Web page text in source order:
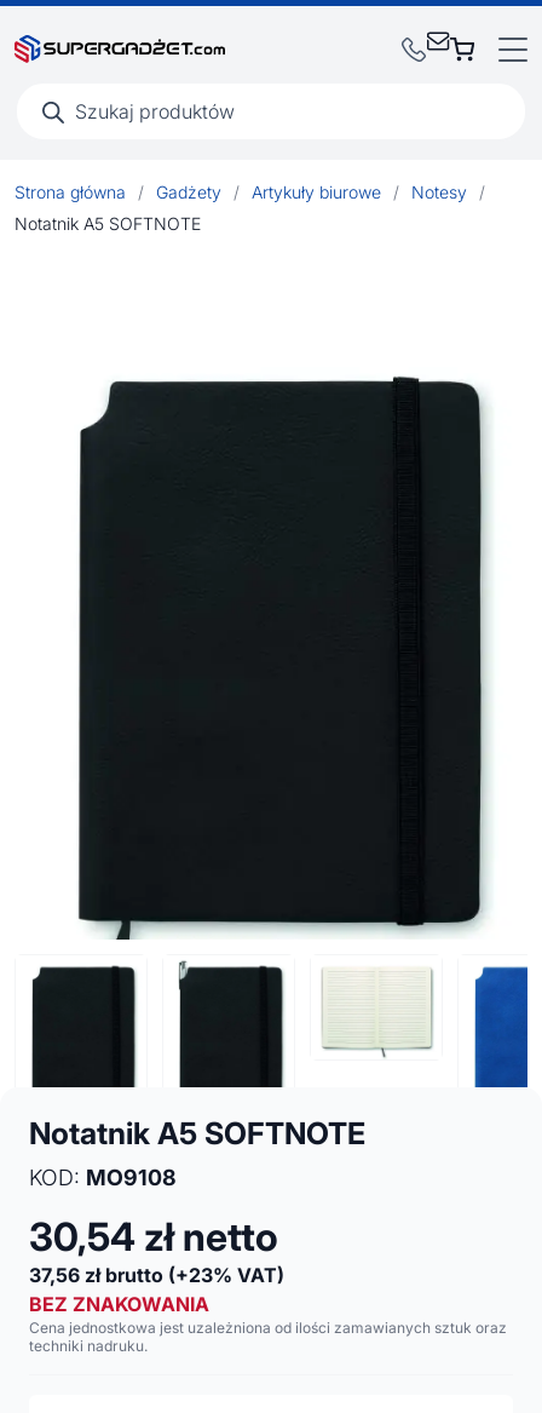
produktów
Strona główna / Gadżety / Artykuły biurowe / Notesy
/
Notatnik A5 SOFTNOTE
Notatnik A5 SOFTNOTE
KOD: MO9108
30,54 zł netto
37,56 zł brutto (+23% VAT)
BEZ ZNAKOWANIA
Cena jednostkowa jest uzależniona od ilości zamawianych sztuk oraz
techniki nadruku.